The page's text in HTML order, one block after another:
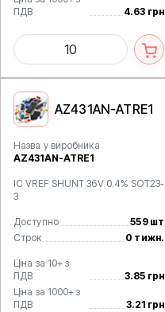
ПДВ
4.63 грн
AZ431AN-ATRE1
Назва у виробника
AZ431AN-ATRE1
IC VREF SHUNT 36V 0.4% SOT23-
3
Доступно
559 шт
Строк
0 тижн.
Ціна за 10+ з
ПДВ
3.85 грн
Ціна за 1000+ з
ПДВ
3.21 грн